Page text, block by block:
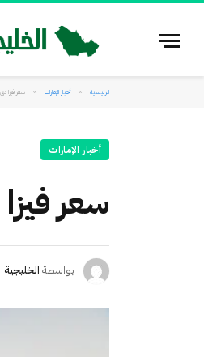
الرئيسية » أخبار الإمارات » سعر فيزا دبي 14 يوم | الشروط والتكلفة وخطوات التقديم بالتفصيل
أخبار الإمارات
سعر فيزا دبي 14 يوم | الشروط والتكلفة
بواسطة الخليجية